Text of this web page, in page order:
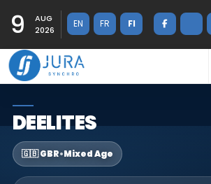
9
AUG
2026
EN FR FI
DEELITES
🇬🇧 GBR•Mixed Age